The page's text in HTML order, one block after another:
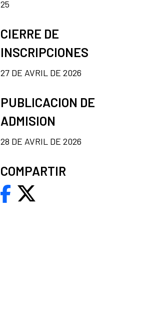
25
CIERRE DE
INSCRIPCIONES
27 DE AVRIL DE 2026
PUBLICACION DE
ADMISION
28 DE AVRIL DE 2026
COMPARTIR